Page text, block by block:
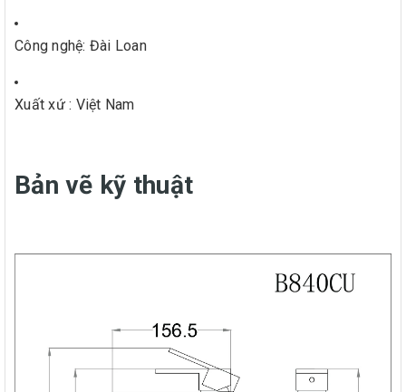
Công nghệ: Đài Loan
Xuất xứ : Việt Nam
Bản vẽ kỹ thuật